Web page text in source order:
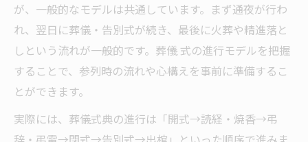
が、一般的なモデルは共通しています。まず通夜が行わ
れ、翌日に葬儀・告別式が続き、最後に火葬や精進落と
しという流れが一般的です。葬儀 式の進行モデルを把握
することで、参列時の流れや心構えを事前に準備するこ
とができます。
実際には、葬儀式典の進行は「開式→読経・焼香→弔